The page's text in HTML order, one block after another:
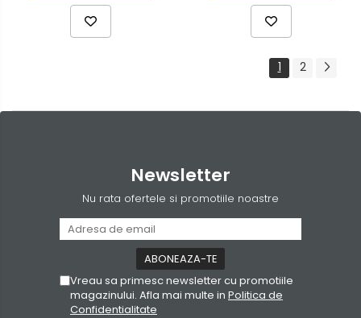
1 2
Newsletter
Nu rata ofertele si promotiile noastre
Vreau sa primesc newsletter cu promotiile
magazinului. Afla mai multe in Politica de
Confidentialitate